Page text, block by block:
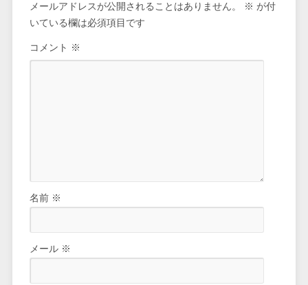
メールアドレスが公開されることはありません。 ※ が付
いている欄は必須項目です
コメント ※
名前 ※
メール ※